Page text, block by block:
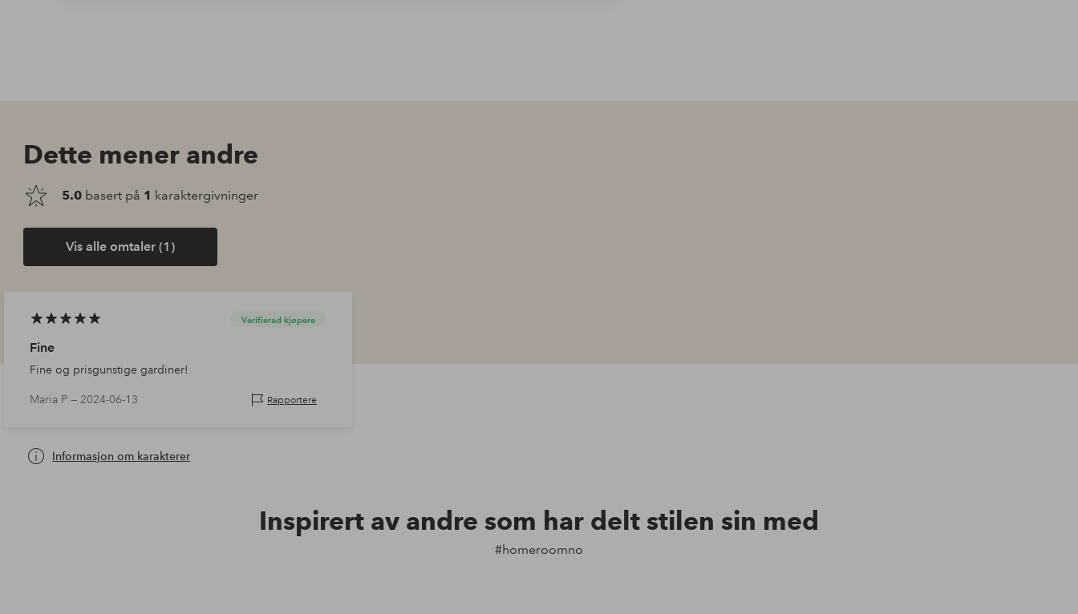
Dette mener andre
5.0 basert på 1 karaktergivninger
Vis alle omtaler (1)
Verifierad kjøpere
Fine
Fine og prisgunstige gardiner!
Maria P —2024-06-13 Rapportere
Informasjon om karakterer
Inspirert av andre som har delt stilen sin med
#homeroomno